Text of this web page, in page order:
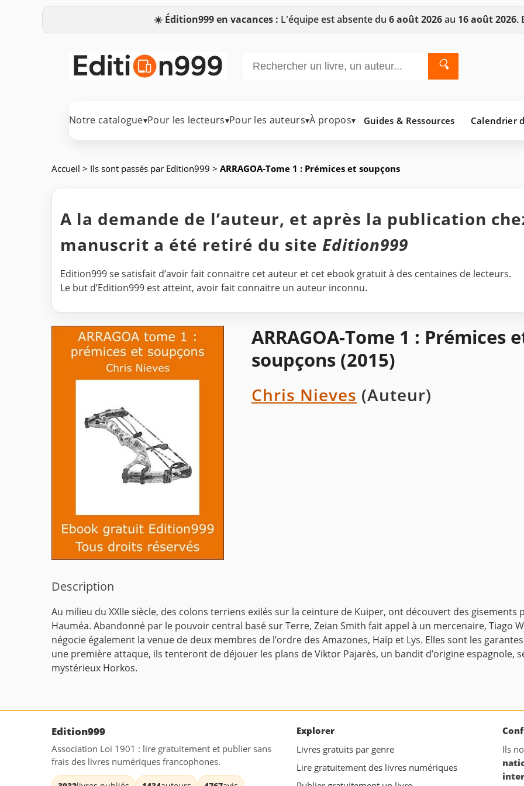
☀️ Édition999 en vacances : L'équipe est absente du 6 août 2026au 16 août 2026.
🔍
Notre catalogue▾Pour les lecteurs▾Pour les auteurs▾À propos▾ Guides & Ressources Calendrier
Accueil > Ils sont passés par Edition999 > ARRAGOA-Tome 1 : Prémices et soupçons
A la demande de l’auteur, et après la publication
manuscrit a été retiré du site Edition999
Edition999 se satisfait d’avoir fait connaitre cet auteur et cet ebook gratuit à des centaines de lecteurs.
Le but d’Edition999 est atteint, avoir fait connaitre un auteur inconnu.
ARRAGOA-Tome 1 : Prémices
soupçons (2015)
Chris Nieves (Auteur)
Description
Au milieu du XXIIe siècle, des colons terriens exilés sur la ceinture de Kuiper, ont découvert des
Hauméa. Abandonné par le pouvoir central basé sur Terre, Zeian Smith fait appel à un mercenaire, Tiago
négocie également la venue de deux membres de l’ordre des Amazones, Haïp et Lys. Elles sont les
une première attaque, ils tenteront de déjouer les plans de Viktor Pajarès, un bandit d’origine espagnole,
mystérieux Horkos.
Edition999
Association Loi 1901 : lire gratuitement et publier sans
frais des livres numériques francophones.
Explorer
Livres gratuits par genre
Lire gratuitement des livres numériques
Ils